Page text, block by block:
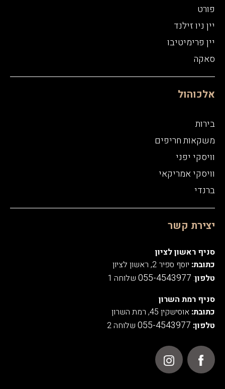
פורט
יין ניו זילנד
יין פרימיטיבו
סאקה
אלכוהול
בירות
משקאות חריפים
וויסקי יפני
וויסקי אמריקאי
ברנדי
יצירת קשר
סניף ראשון לציון
כתובת: יוסף ספיר 2, ראשון לציון
טלפון:
055-4543977 שלוחה 1
סניף רמת השרון
כתובת: אוסישקין 45, רמת השרון
טלפון: 055-4543977 שלוחה 2